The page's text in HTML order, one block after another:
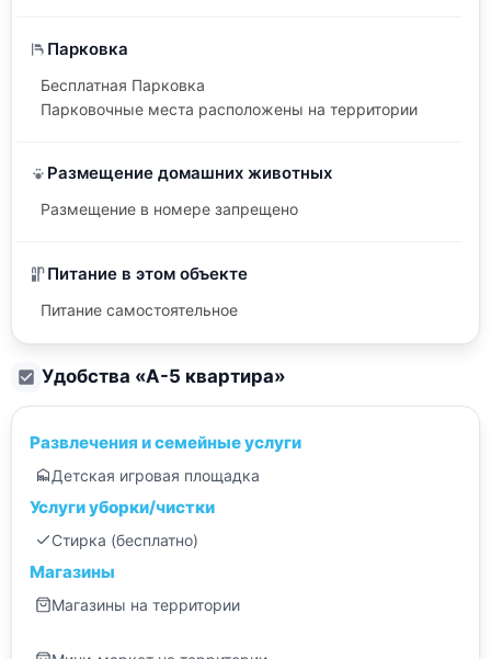
Парковка
Бесплатная Парковка
Парковочные места расположены на территории
Размещение домашних животных
Размещение в номере запрещено
Питание в этом объекте
Питание самостоятельное
Удобства «А-5 квартира»
Развлечения и семейные услуги
Детская игровая площадка
Услуги уборки/чистки
Стирка (бесплатно)
Магазины
Магазины на территории